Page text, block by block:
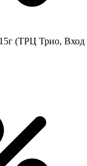
(ТРЦ Трио,